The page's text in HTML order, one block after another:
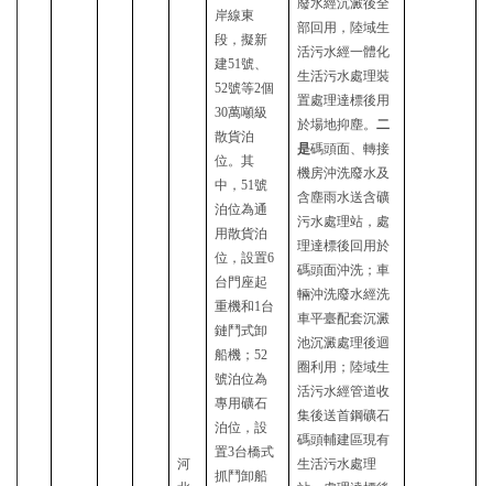
河
岸線東
段，擬新
建51號、
52號等2個
30萬噸級
散貨泊
位。其
中，51號
泊位為通
用散貨泊
位，設置6
台門座起
重機和1台
鏈鬥式卸
船機；52
號泊位為
專用礦石
泊位，設
置3台橋式
抓鬥卸船
廢水經沉澱後全
部回用，陸域生
活污水經一體化
生活污水處理裝
置處理達標後用
於場地抑塵。二
是碼頭面、轉接
機房沖洗廢水及
含塵雨水送含礦
污水處理站，處
理達標後回用於
碼頭面沖洗；車
輛沖洗廢水經洗
車平臺配套沉澱
池沉澱處理後迴
圈利用；陸域生
活污水經管道收
集後送首鋼礦石
碼頭輔建區現有
生活污水處理